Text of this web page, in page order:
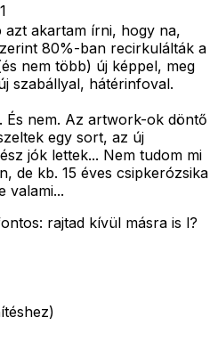
azt akartam írni, hogy na,
80%-ban recirkulálták a
nem több) új képpel, meg
szabállyal, hátérinfoval.
És nem. Az artwork-ok döntő
egy sort, az új
jók lettek... Nem tudom mi
de kb. 15 éves csipkerózsika
valami...
rajtad kívül másra is l?